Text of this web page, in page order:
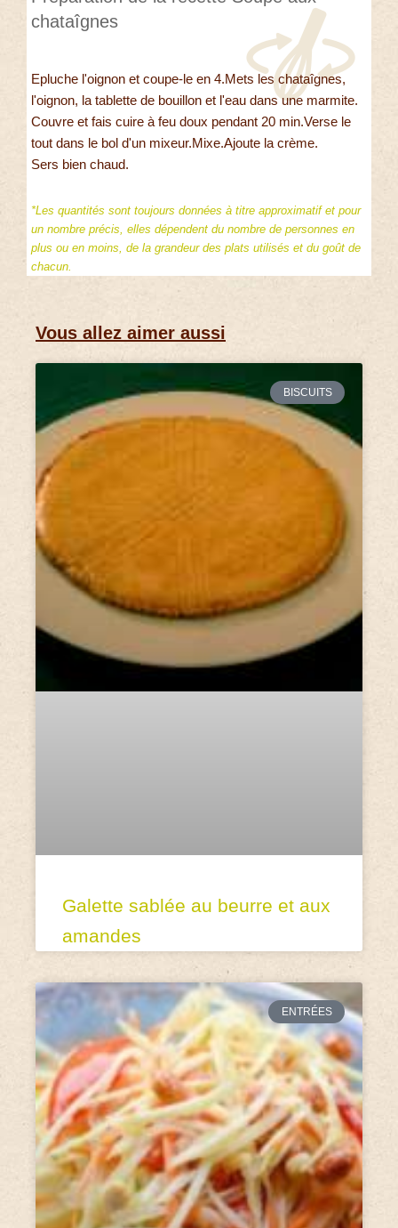
chataîgnes
Epluche l'oignon et coupe-le en 4.Mets les chataîgnes,
l'oignon, la tablette de bouillon et l'eau dans une marmite.
Couvre et fais cuire à feu doux pendant 20 min.Verse le
tout dans le bol d'un mixeur.Mixe.Ajoute la crème.
Sers bien chaud.
*Les quantités sont toujours données à titre approximatif et pour
un nombre précis, elles dépendent du nombre de personnes en
plus ou en moins, de la grandeur des plats utilisés et du goût de
chacun.
Vous allez aimer aussi
BISCUITS
Galette sablée au beurre et aux
amandes
ENTRÉES